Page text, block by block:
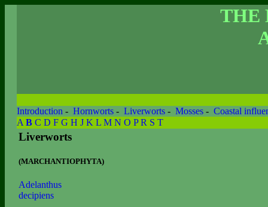
THE
Introduction - Hornworts - Liverworts - Mosses - Coastal
A B C D F G H J K L M N O P R S T
Liverworts
(MARCHANTIOPHYTA)
Adelanthus
decipiens